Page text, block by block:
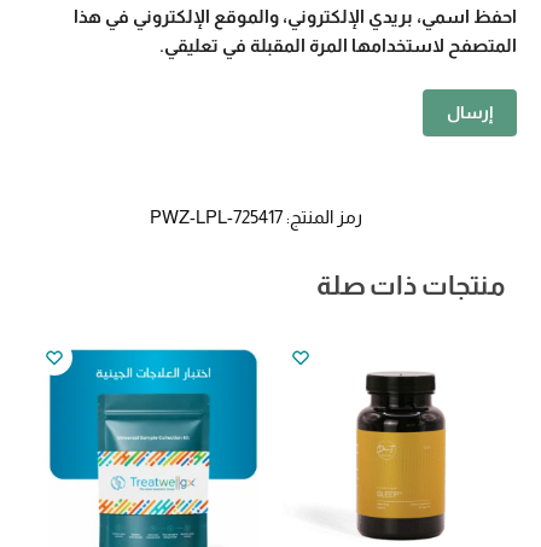
احفظ اسمي، بريدي الإلكتروني، والموقع الإلكتروني في هذا
المتصفح لاستخدامها المرة المقبلة في تعليقي.
رمز المنتج:PWZ-LPL-725417
منتجات ذات صلة